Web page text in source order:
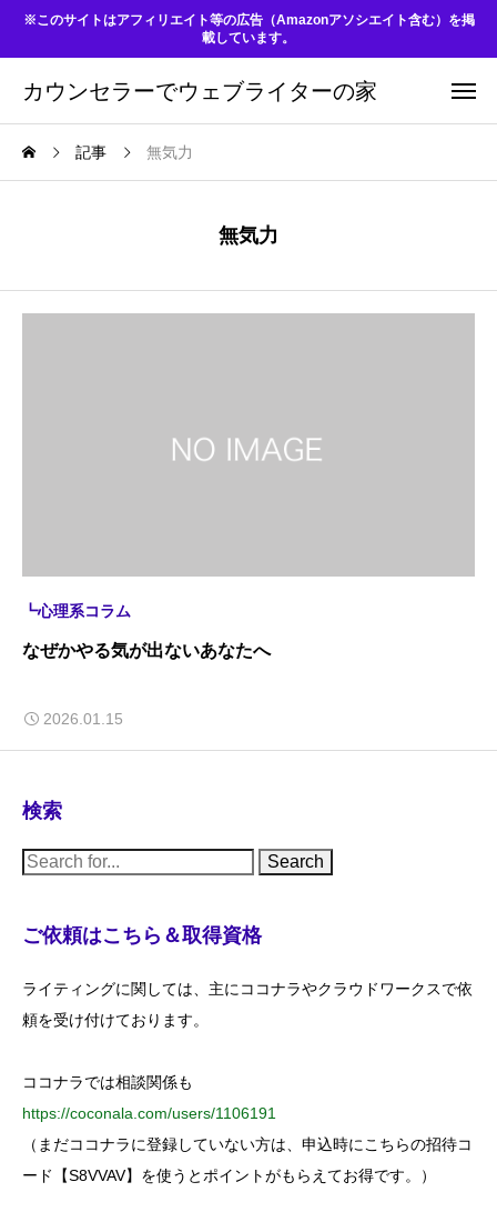
※このサイトはアフィリエイト等の広告（Amazonアソシエイト含む）を掲
載しています。
カウンセラーでウェブライターの家
記事 無気力
無気力
┗心理系コラム
なぜかやる気が出ないあなたへ
2026.01.15
検索
S
e
c
h
o
:
ご依頼はこちら＆取得資格
ライティングに関しては、主にココナラやクラウドワークスで依
頼を受け付けております。
ココナラでは相談関係も
https://coconala.com/users/1106191
（まだココナラに登録していない方は、申込時にこちらの招待コ
ード【S8VVAV】を使うとポイントがもらえてお得です。）